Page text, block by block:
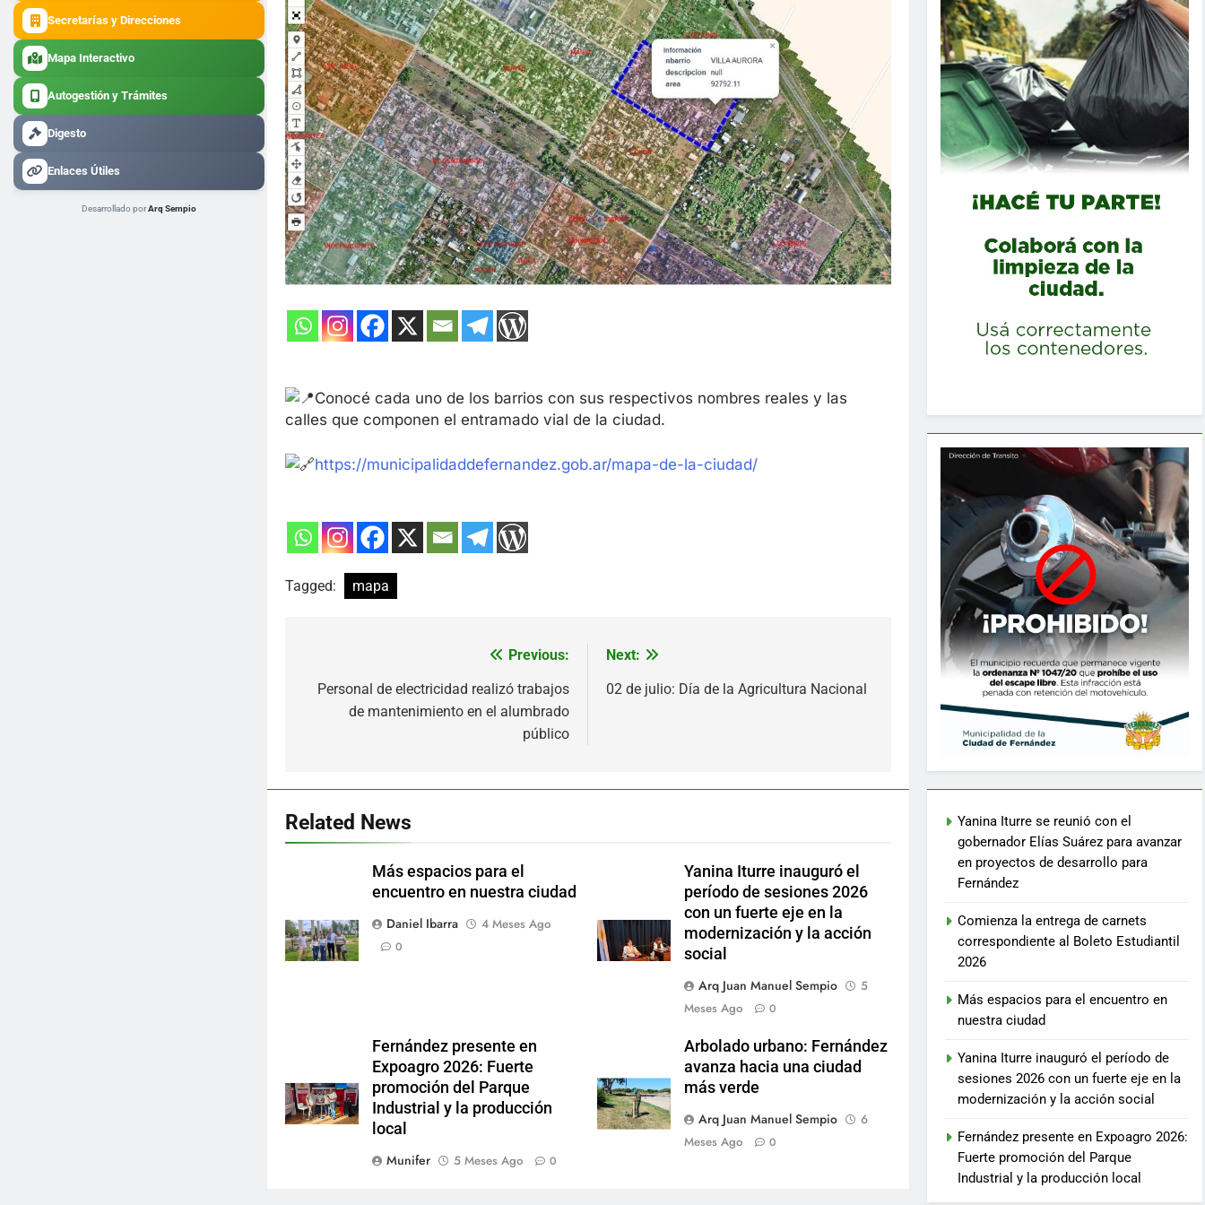
Secretarías y Direcciones
Mapa Interactivo
Autogestión y Trámites
Digesto
Enlaces Útiles
Desarrollado porArq Sempio
Conocé cada uno de los barrios con sus respectivos nombres reales y las
calles que componen el entramado vial de la ciudad.
https://municipalidaddefernandez.gob.ar/mapa-de-la-ciudad/
Tagged: mapa
de
Previous:
Personal de electricidad realizó trabajos
de mantenimiento en el alumbrado
público
Next:
02 de julio: Día de la Agricultura Nacional
Related News
Más espacios para el
encuentro en nuestra ciudad
Daniel Ibarra
4 Meses Ago
0
Yanina Iturre inauguró el
período de sesiones 2026
con un fuerte eje en la
modernización y la acción
social
Arq Juan Manuel Sempio
5
Meses Ago
0
Fernández presente en
Expoagro 2026: Fuerte
promoción del Parque
Industrial y la producción
local
Munifer
5 Meses Ago 0
Arbolado urbano: Fernández
avanza hacia una ciudad
más verde
Arq Juan Manuel Sempio
6
Meses Ago
0
Yanina Iturre se reunió con el
gobernador Elías Suárez para avanzar
en proyectos de desarrollo para
Fernández
Comienza la entrega de carnets
correspondiente al Boleto Estudiantil
2026
Más espacios para el encuentro en
nuestra ciudad
Yanina Iturre inauguró el período de
sesiones 2026 con un fuerte eje en la
modernización y la acción social
Fernández presente en Expoagro 2026:
Fuerte promoción del Parque
Industrial y la producción local